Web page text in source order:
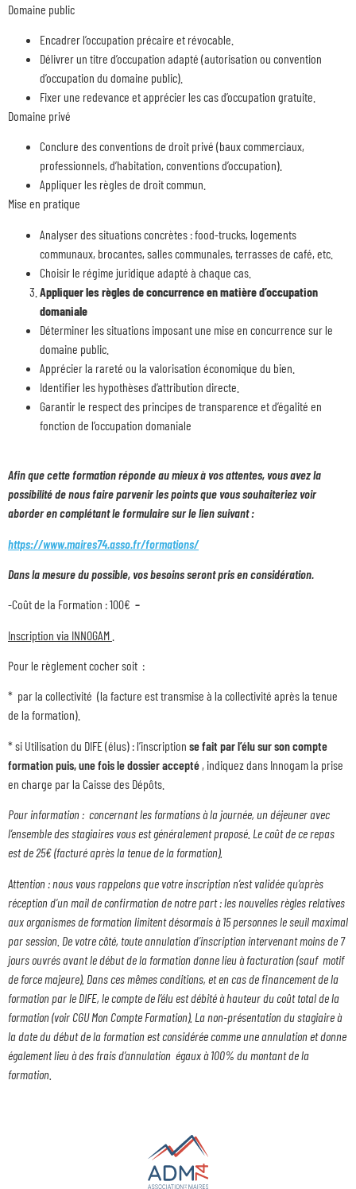
Domaine public
Encadrer l’occupation précaire et révocable.
Délivrer un titre d’occupation adapté (autorisation ou convention
d’occupation du domaine public).
Fixer une redevance et apprécier les cas d’occupation gratuite.
Domaine privé
Conclure des conventions de droit privé (baux commerciaux,
professionnels, d’habitation, conventions d’occupation).
Appliquer les règles de droit commun.
Mise en pratique
Analyser des situations concrètes : food-trucks, logements
communaux, brocantes, salles communales, terrasses de café, etc.
Choisir le régime juridique adapté à chaque cas.
Appliquer les règles de concurrence en matière d’occupation
domaniale
Déterminer les situations imposant une mise en concurrence sur le
domaine public.
Apprécier la rareté ou la valorisation économique du bien.
Identifier les hypothèses d’attribution directe.
Garantir le respect des principes de transparence et d’égalité en
fonction de l’occupation domaniale
Afin que cette formation réponde au mieux à vos attentes, vous avez la
possibilité de nous faire parvenir les points que vous souhaiteriez voir
aborder en complétant le formulaire sur le lien suivant :
https://www.maires74.asso.fr/formations/
Dans la mesure du possible, vos besoins seront pris en considération.
-Coût de la Formation : 100€ –
Inscription via INNOGAM
Pour le règlement cocher soit :
* par la collectivité (la facture est transmise à la collectivité après la tenue
de la formation).
* si Utilisation du DIFE (élus) : l’inscription se fait par l’élu sur son compte
formationpuis, une fois le dossier accepté , indiquez dans Innogam la prise
en charge par la Caisse des Dépôts.
Pour information : concernant les formations à la journée, un déjeuner avec
l’ensemble des stagiaires vous est généralement proposé. Le coût de ce repas
est de 25€ (facturé après la tenue de la formation).
Attention : nous vous rappelons que votre inscription n’est validée qu’après
réception d’un mail de confirmation de notre part : les nouvelles règles relatives
aux organismes de formation limitent désormais à 15 personnes le seuil maximal
par session. De votre côté, toute annulation d’inscription intervenant moins de 7
jours ouvrés avant le début de la formation donne lieu à facturation (sauf motif
de force majeure). Dans ces mêmes conditions, et en cas de financement de la
formation par le DIFE, le compte de l’élu est débité à hauteur du coût total de la
formation (voir CGU Mon Compte Formation). La non-présentation du stagiaire à
la date du début de la formation est considérée comme une annulation et donne
également lieu à des frais d’annulation égaux à 100% du montant de la
formation.